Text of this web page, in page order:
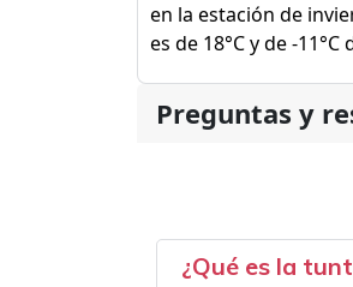
en la estación de
es de 18°C y de -
Preguntas y
¿Qué es la